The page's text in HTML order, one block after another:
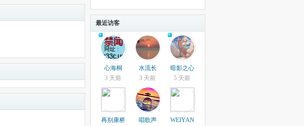
最近访客
心海桐
3 天前
水流长
3 天前
暗影之心
5 天前
再别康桥
唱歌声
WEIYAN